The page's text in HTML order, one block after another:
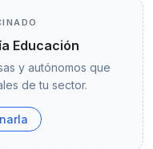
Educación
y autónomos que
de tu sector.